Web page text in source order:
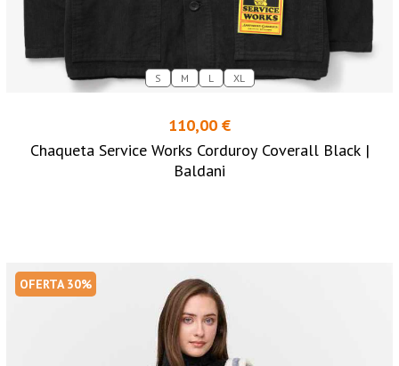
S M L XL
110,00 €
Chaqueta Service Works Corduroy Coverall Black |
Baldani
OFERTA 30%